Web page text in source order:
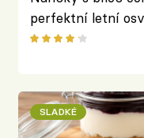
perfektní letní
SLADKÉ